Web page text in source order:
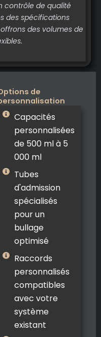
contrôle de qualité
des spécifications
des volumes de
de
Capacités
personnalisées
de 500 ml à 5
000 ml
Tubes
d'admission
spécialisés
pour un
bullage
optimisé
Raccords
personnalisés
compatibles
avec votre
système
existant